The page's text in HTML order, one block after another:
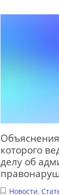
которого
делу об
Новости,